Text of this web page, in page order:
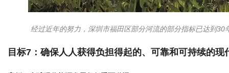
经过近年的努力，深圳市福田区部分河流的部分指标已达到
目标7：确保人人获得负担得起的、可靠和可持续的现